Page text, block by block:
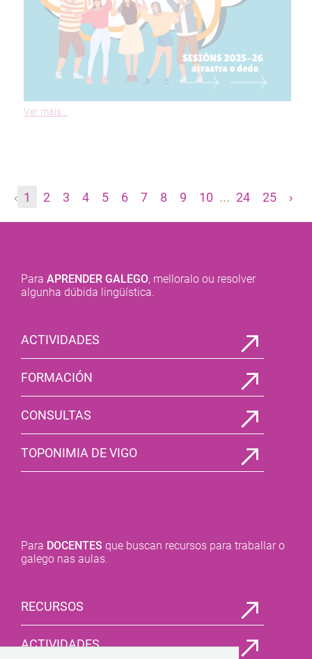
Ver máis…
‹ 1 2 3 4 5 6 7 8 9 10 ... 24 25 ›
Para APRENDER GALEGO, melloralo ou resolver
algunha dúbida lingüística.
ACTIVIDADES
FORMACIÓN
CONSULTAS
TOPONIMIA DE VIGO
Para DOCENTES que buscan recursos para traballar o
galego nas aulas.
RECURSOS
ACTIVIDADES